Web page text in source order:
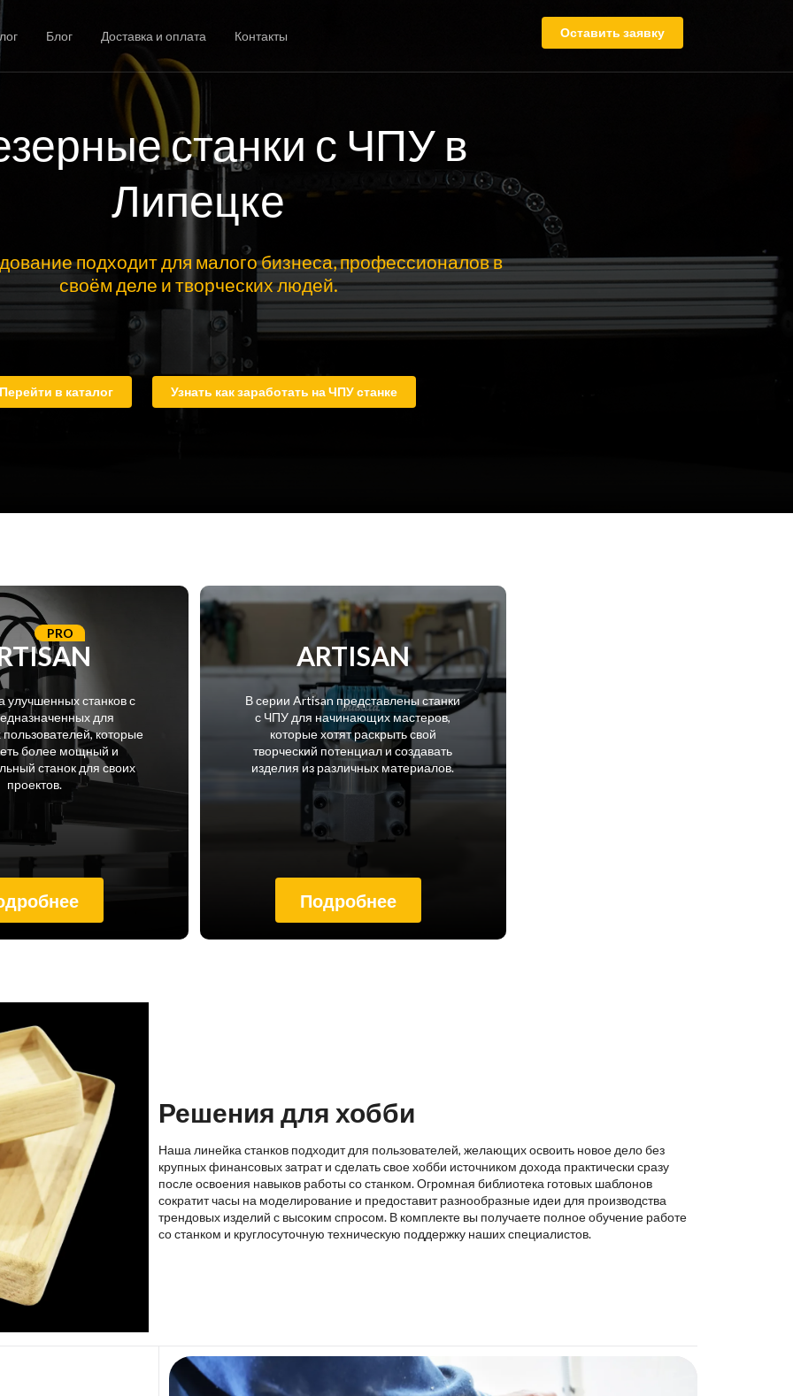
Блог Доставка и оплата Контакты Оставить заявку
станки с ЧПУ в
Липецке
подходит для малого бизнеса, профессионалов в
своём деле и творческих людей.
Перейти в каталог Узнать как заработать на ЧПУ станке
PRO
улучшенных станков с
для
которые
более мощный и
станок для своих
проектов.
ARTISAN
В серии Artisan представлены станки
с ЧПУ для начинающих мастеров,
которые хотят раскрыть свой
творческий потенциал и создавать
изделия из различных материалов.
Подробнее
Решения для хобби
Наша линейка станков подходит для пользователей, желающих освоить новое дело без
крупных финансовых затрат и сделать свое хобби источником дохода практически сразу
после освоения навыков работы со станком. Огромная библиотека готовых шаблонов
сократит часы на моделирование и предоставит разнообразные идеи для производства
трендовых изделий с высоким спросом. В комплекте вы получаете полное обучение работе
со станком и круглосуточную техническую поддержку наших специалистов.